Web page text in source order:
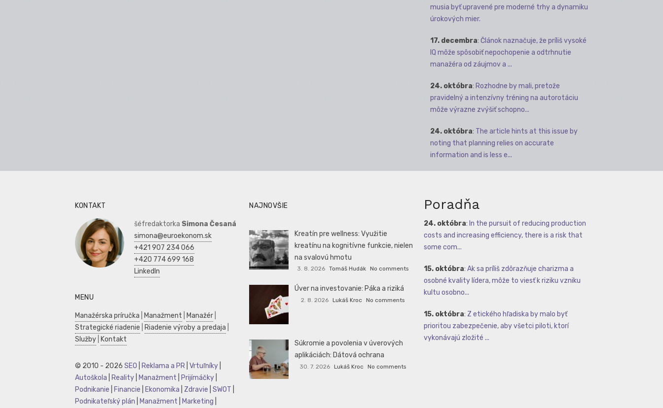
musia byť upravené pre moderné trhy a dynamiku
úrokových mier.
17. decembra: Článok naznačuje, že príliš vysoké
IQ môže spôsobiť nepochopenie a odtrhnutie
manažéra od záujmov a ...
24. októbra: Rozhodne by mali, pretože
pravidelný a intenzívny tréning na autorotáciu
môže výrazne zvýšiť schopno...
24. októbra: The article hints at this issue by
noting that planning relies on accurate
information and is less e...
KONTAKT
šéfredaktorka Simona Česaná
simona@euroekonom.sk
+421 907 234 066
+420 774 699 168
LinkedIn
MENU
Manažérska príručka Manažment Manažér
Strategické riadenie
Riadenie výroby a predaja
Služby
Kontakt
© 2010 - 2026 SEO Reklama a PR Vrtuľníky
Autoškola
Reality Manažment Prijímáčky
Podnikanie
Financie Ekonomika Zdravie SWOT
Podnikateľský plán
Manažment Marketing
NAJNOVŠIE
Kreatín pre wellness: Využitie
kreatínu na kognitívne funkcie, nielen
na svalovú hmotu
3. 8. 2026 Tomáš Hudák No comments
Úver na investovanie: Páka a riziká
2. 8. 2026 Lukáš Kroc No comments
Súkromie a povolenia v úverových
aplikáciách: Dátová ochrana
30. 7. 2026 Lukáš Kroc No comments
Poradňa
24. októbra: In the pursuit of reducing production
costs and increasing efficiency, there is a risk that
some com...
15. októbra: Ak sa príliš zdôrazňuje charizma a
osobné kvality lídera, môže to viesť k riziku vzniku
kultu osobno...
15. októbra: Z etického hľadiska by malo byť
prioritou zabezpečenie, aby všetci piloti, ktorí
vykonávajú zložité ...